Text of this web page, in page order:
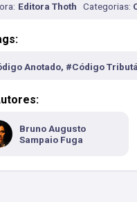
Editora Thoth Categorias:
Anotado, #Código
Bruno Augusto
Sampaio Fuga